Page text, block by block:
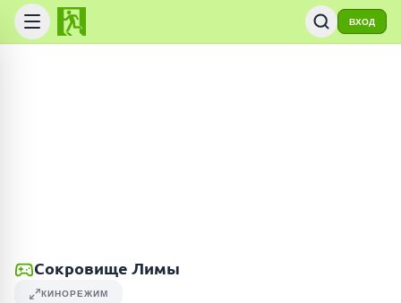
ВХОД
Сокровище Лимы
КИНОРЕЖИМ